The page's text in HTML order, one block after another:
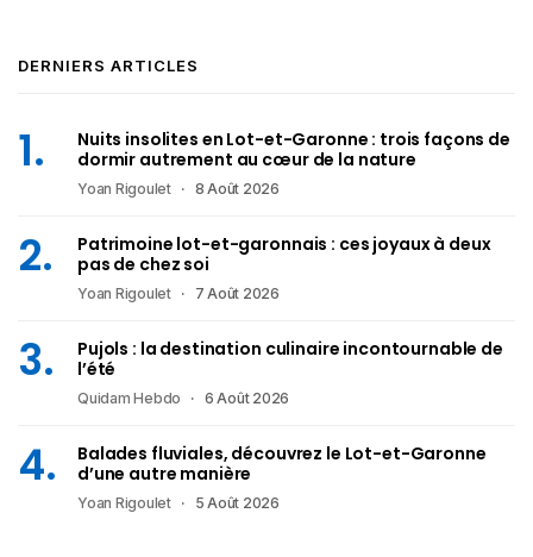
DERNIERS ARTICLES
Nuits insolites en Lot-et-Garonne : trois façons de
dormir autrement au cœur de la nature
Yoan Rigoulet 8 Août 2026
Patrimoine lot-et-garonnais : ces joyaux à deux
pas de chez soi
Yoan Rigoulet 7 Août 2026
Pujols : la destination culinaire incontournable de
l’été
Quidam Hebdo 6 Août 2026
Balades fluviales, découvrez le Lot-et-Garonne
d’une autre manière
Yoan Rigoulet 5 Août 2026